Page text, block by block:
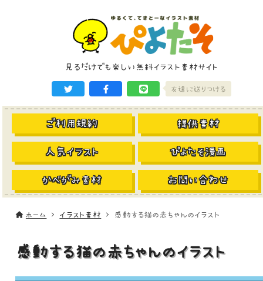
見るだけでも楽しい無料イラスト素材サイト
友達に送りつける
ご利用規約 提供素材
人気イラスト ぴよたそ漫画
かべがみ素材 お問い合わせ
ホーム イラスト素材 感動する猫の赤ちゃんのイラスト
感動する猫の赤ちゃんのイラスト